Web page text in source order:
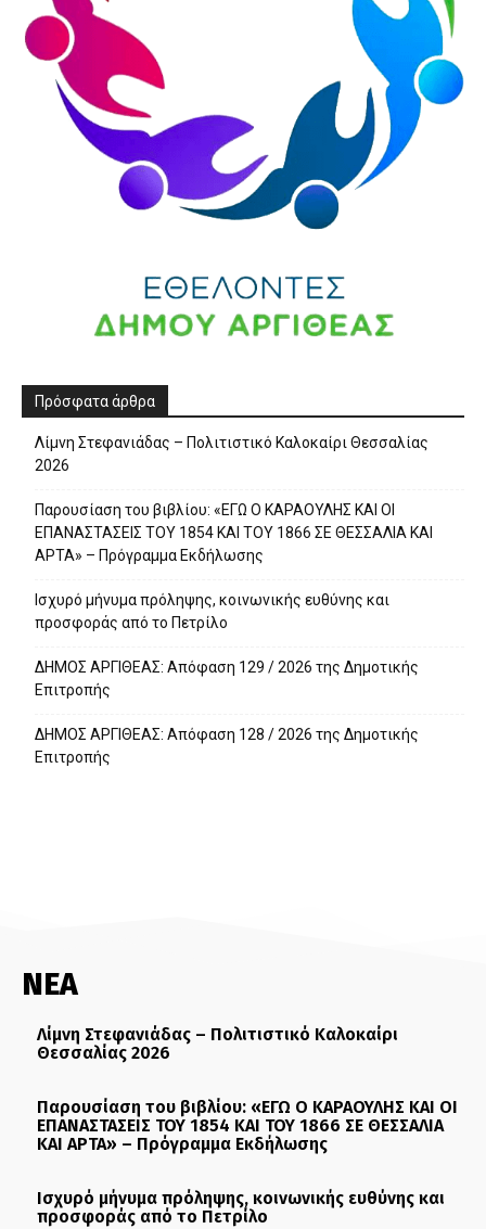
Πρόσφατα άρθρα
Λίμνη Στεφανιάδας – Πολιτιστικό Καλοκαίρι Θεσσαλίας
2026
Παρουσίαση του βιβλίου: «ΕΓΩ Ο ΚΑΡΑΟΥΛΗΣ ΚΑΙ ΟΙ
ΕΠΑΝΑΣΤΑΣΕΙΣ ΤΟΥ 1854 ΚΑΙ ΤΟΥ 1866 ΣΕ ΘΕΣΣΑΛΙΑ ΚΑΙ
ΑΡΤΑ» – Πρόγραμμα Εκδήλωσης
Ισχυρό μήνυμα πρόληψης, κοινωνικής ευθύνης και
προσφοράς από το Πετρίλο
ΔΗΜΟΣ ΑΡΓΙΘΕΑΣ: Απόφαση 129 / 2026 της Δημοτικής
Επιτροπής
ΔΗΜΟΣ ΑΡΓΙΘΕΑΣ: Απόφαση 128 / 2026 της Δημοτικής
Επιτροπής
ΝΕΑ
Λίμνη Στεφανιάδας – Πολιτιστικό Καλοκαίρι
Θεσσαλίας 2026
Παρουσίαση του βιβλίου: «ΕΓΩ Ο ΚΑΡΑΟΥΛΗΣ ΚΑΙ ΟΙ
ΕΠΑΝΑΣΤΑΣΕΙΣ ΤΟΥ 1854 ΚΑΙ ΤΟΥ 1866 ΣΕ ΘΕΣΣΑΛΙΑ
ΚΑΙ ΑΡΤΑ» – Πρόγραμμα Εκδήλωσης
Ισχυρό μήνυμα πρόληψης, κοινωνικής ευθύνης και
προσφοράς από το Πετρίλο